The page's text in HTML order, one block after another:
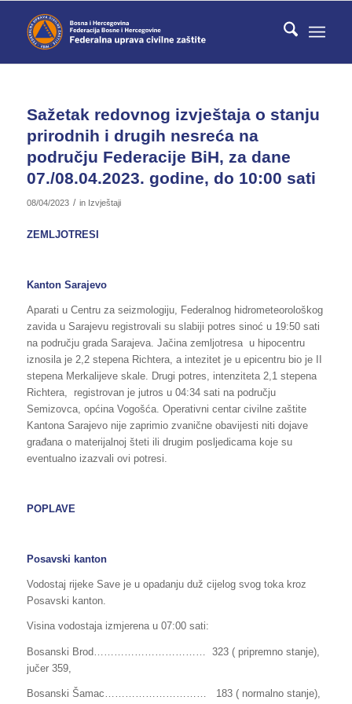
Sažetak redovnog izvještaja o stanju
prirodnih i drugih nesreća na
području Federacije BiH, za dane
07./08.04.2023. godine, do 10:00 sati
08/04/2023 / in Izvještaji
ZEMLJOTRESI
Kanton Sarajevo
Aparati u Centru za seizmologiju, Federalnog hidrometeorološkog
zavida u Sarajevu registrovali su slabiji potres sinoć u 19:50 sati
na području grada Sarajeva. Jačina zemljotresa u hipocentru
iznosila je 2,2 stepena Richtera, a intezitet je u epicentru bio je II
stepena Merkalijeve skale. Drugi potres, intenziteta 2,1 stepena
Richtera, registrovan je jutros u 04:34 sati na području
Semizovca, općina Vogošća. Operativni centar civilne zaštite
Kantona Sarajevo nije zaprimio zvanične obavijesti niti dojave
građana o materijalnoj šteti ili drugim posljedicama koje su
eventualno izazvali ovi potresi.
POPLAVE
Posavski kanton
Vodostaj rijeke Save je u opadanju duž cijelog svog toka kroz
Posavski kanton.
Visina vodostaja izmjerena u 07:00 sati:
Bosanski Brod…………………………… 323 ( pripremno stanje),
jučer 359,
Bosanski Šamac………………………… 183 ( normalno stanje),